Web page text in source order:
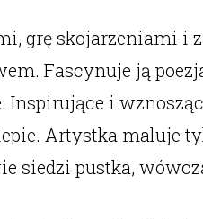
grę skojarzeniami
Fascynuje ją
i
Artystka maluje
siedzi pustka,